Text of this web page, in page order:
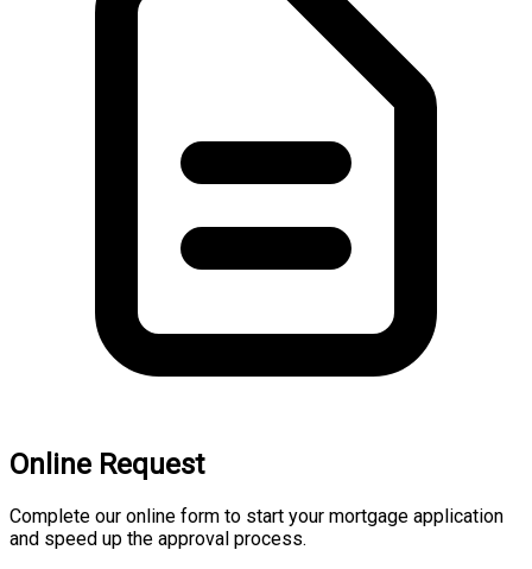
Online Request
Complete our online form to start your mortgage application
and speed up the approval process.